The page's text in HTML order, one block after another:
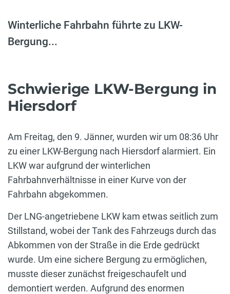
Winterliche Fahrbahn führte zu LKW-
Bergung...
Schwierige LKW-Bergung in
Hiersdorf
Am Freitag, den 9. Jänner, wurden wir um 08:36 Uhr
zu einer LKW-Bergung nach Hiersdorf alarmiert. Ein
LKW war aufgrund der winterlichen
Fahrbahnverhältnisse in einer Kurve von der
Fahrbahn abgekommen.
Der LNG-angetriebene LKW kam etwas seitlich zum
Stillstand, wobei der Tank des Fahrzeugs durch das
Abkommen von der Straße in die Erde gedrückt
wurde. Um eine sichere Bergung zu ermöglichen,
musste dieser zunächst freigeschaufelt und
demontiert werden. Aufgrund des enormen